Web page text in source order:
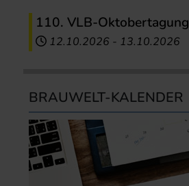
110. VLB-Oktobertagung
12.10.2026 - 13.10.2026
BRAUWELT-KALENDER